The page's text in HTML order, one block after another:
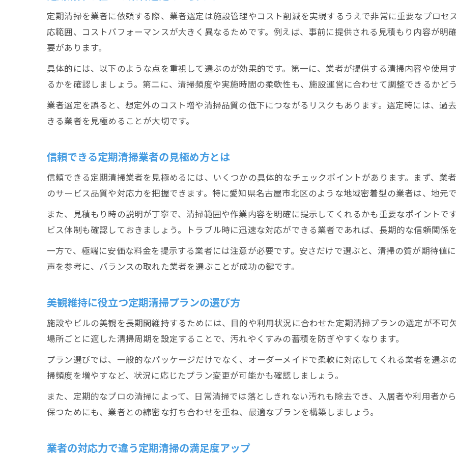
定期清掃を業者に依頼する際、業者選定は施設管理やコスト削減を実現するうえで非常に重要なプロセ
応範囲、コストパフォーマンスが大きく異なるためです。例えば、事前に提供される見積もり内容が明
要があります。
具体的には、以下のような点を重視して選ぶのが効果的です。第一に、業者が提供する清掃内容や使用
るかを確認しましょう。第二に、清掃頻度や実施時間の柔軟性も、施設運営に合わせて調整できるかど
業者選定を誤ると、想定外のコスト増や清掃品質の低下につながるリスクもあります。選定時には、過
きる業者を見極めることが大切です。
信頼できる定期清掃業者の見極め方とは
信頼できる定期清掃業者を見極めるには、いくつかの具体的なチェックポイントがあります。まず、業
のサービス品質や対応力を把握できます。特に愛知県名古屋市北区のような地域密着型の業者は、地元
また、見積もり時の説明が丁寧で、清掃範囲や作業内容を明確に提示してくれるかも重要なポイントで
ビス体制も確認しておきましょう。トラブル時に迅速な対応ができる業者であれば、長期的な信頼関係
一方で、極端に安価な料金を提示する業者には注意が必要です。安さだけで選ぶと、清掃の質が期待値
声を参考に、バランスの取れた業者を選ぶことが成功の鍵です。
美観維持に役立つ定期清掃プランの選び方
施設やビルの美観を長期間維持するためには、目的や利用状況に合わせた定期清掃プランの選定が不可
場所ごとに適した清掃周期を設定することで、汚れやくすみの蓄積を防ぎやすくなります。
プラン選びでは、一般的なパッケージだけでなく、オーダーメイドで柔軟に対応してくれる業者を選ぶ
掃頻度を増やすなど、状況に応じたプラン変更が可能かも確認しましょう。
また、定期的なプロの清掃によって、日常清掃では落としきれない汚れも除去でき、入居者や利用者か
保つためにも、業者との綿密な打ち合わせを重ね、最適なプランを構築しましょう。
業者の対応力で違う定期清掃の満足度アップ